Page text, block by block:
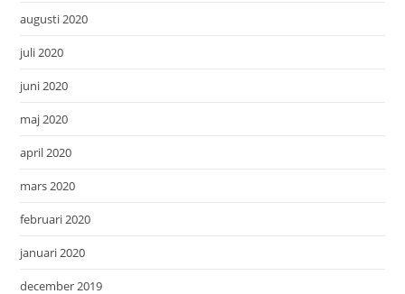
augusti 2020
juli 2020
juni 2020
maj 2020
april 2020
mars 2020
februari 2020
januari 2020
december 2019